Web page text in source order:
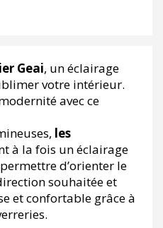
Geai, un éclairage
votre intérieur.
avec ce
les
à la fois un éclairage
d’orienter le
souhaitée et
et confortable grâce à